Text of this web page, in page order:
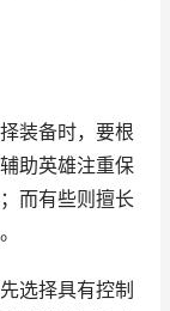
装备时，要根
助英雄注重保
而有些则擅长
选择具有控制